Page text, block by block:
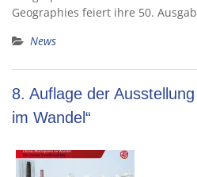
Geographies feiert ihre 50.
News
8. Auflage der
im Wandel“